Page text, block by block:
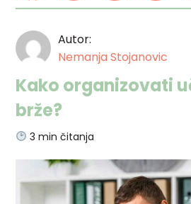
Autor:
Nemanja Stojanovic
Kako organizovati
brže?
3 min čitanja